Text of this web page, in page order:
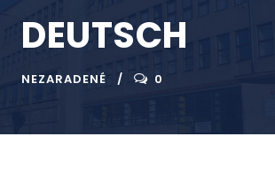
DEUTSCH
NEZARADENÉ 0